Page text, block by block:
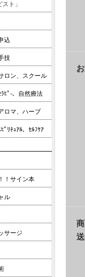
ト」
込
技
ン、スクール
ﾟ-、自然療法
マ、ハーブ
ﾘﾁｭｱﾙ、ｾﾙﾌｹｱ
！サイン本
ル
サージ